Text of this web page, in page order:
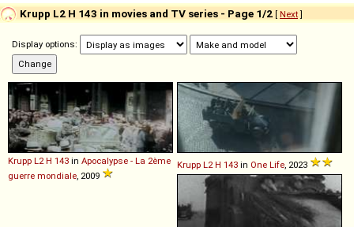
Krupp L2 H 143 in movies and TV series - Page 1/2 [ Next]
Display options:
Krupp L2 H 143 in Apocalypse - La 2ème
guerre mondiale , 2009
Krupp L2 H 143 in One Life , 2023